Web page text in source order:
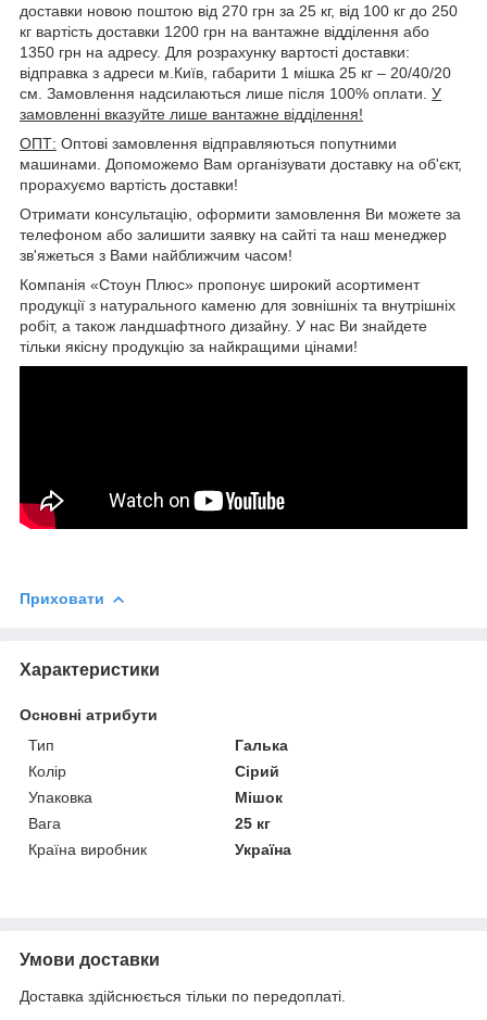
доставки новою поштою від 270 грн за 25 кг, від 100 кг до 250
кг вартість доставки 1200 грн на вантажне відділення або
1350 грн на адресу. Для розрахунку вартості доставки:
відправка з адреси м.Київ, габарити 1 мішка 25 кг – 20/40/20
см. Замовлення надсилаються лише після 100% оплати. У
замовленні вказуйте лише вантажне відділення!
ОПТ: Оптові замовлення відправляються попутними
машинами. Допоможемо Вам організувати доставку на об'єкт,
прорахуємо вартість доставки!
Отримати консультацію, оформити замовлення Ви можете за
телефоном або залишити заявку на сайті та наш менеджер
зв'яжеться з Вами найближчим часом!
Компанія «Стоун Плюс» пропонує широкий асортимент
продукції з натурального каменю для зовнішніх та внутрішніх
робіт, а також ландшафтного дизайну. У нас Ви знайдете
тільки якісну продукцію за найкращими цінами!
Приховати
Характеристики
Основні атрибути
Тип
Галька
Колір
Сірий
Упаковка
Мішок
Вага
25 кг
Країна виробник
Україна
Умови доставки
Доставка здійснюється тільки по передоплаті.